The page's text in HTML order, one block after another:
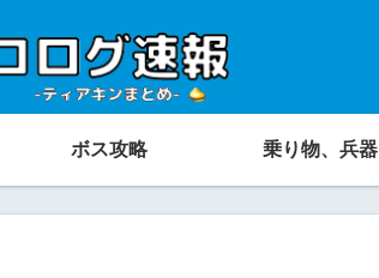
ボス攻略 乗り物、兵器